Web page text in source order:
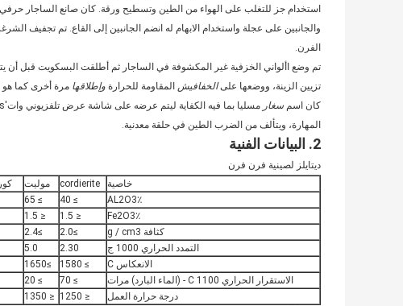
استخدام جز للتغلب على الهواء من الطين وتسطيح ورقة. كان صانع الساجار
والجانبين على عجلة واستخدام الابهام له انضم الجانبين إلى القاع. تم تجفيف
الفرن.
تم وضع األواني الخزفية غير المكشوفة في الساجار ثم أطلقت البسكويت قبل
تزيين الزينة، ووضعها علىالخفافيش المقاومة للحرارة وإطلاقها مرة أخرى كما
كان اسم سغار
المهارة، ويتألف من الضرب الطين في حلقة معدنية.
2. البيانات الفنية
ديتايلز لصينية فرن فرن
خاصية
cordierite موليت
AL2O3٪
≥ 40
≥ 65
Fe2O3٪
≤ 1.5
≤ 1.5
كثافة g / cm3
≥2.0
≥2.4
التمدد الحراري 1000 ج
2.30
5.0
الانعكاس C
≥ 1580
≥1650
الاستقرار الحراري 1100 C - (الماء البارد) مرات
≥ 70
≥ 20
درجة حرارة العمل
≤ 1250
≤ 1350